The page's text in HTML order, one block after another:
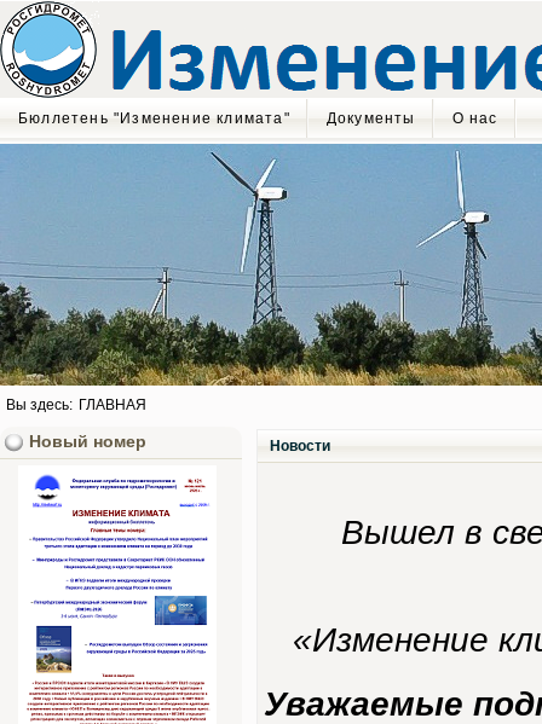
Бюллетень "Изменение климата" Документы О нас
Вы здесь: ГЛАВНАЯ
Новости
Вышел в
«Изменение
Уважаемые
Новый номер